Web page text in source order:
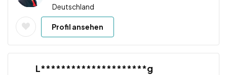
Deutschland
Profil ansehen
L*********************g